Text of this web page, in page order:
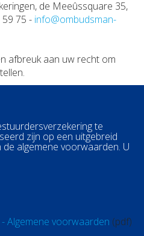
de Meeûssquare 35,
75 - info@ombudsman-
afbreuk aan uw recht om
te
zijn op een uitgebreid
algemene voorwaarden. U
Algemene voorwaarden (pdf)